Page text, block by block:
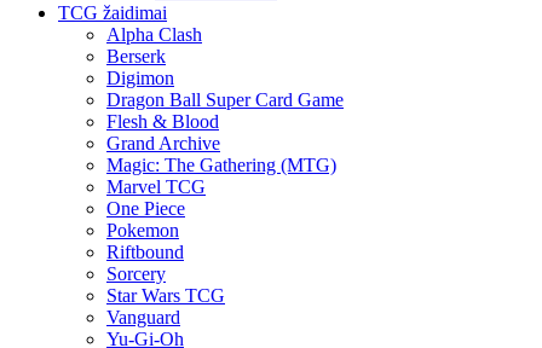
TCG žaidimai
Alpha Clash
Berserk
Digimon
Dragon Ball Super Card Game
Flesh & Blood
Grand Archive
Magic: The Gathering (MTG)
Marvel TCG
One Piece
Pokemon
Riftbound
Sorcery
Star Wars TCG
Vanguard
Yu-Gi-Oh